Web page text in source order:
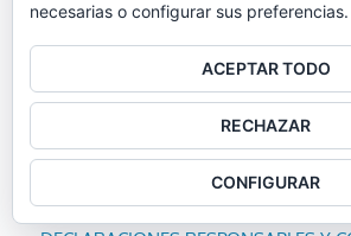
necesarias o configurar sus preferencias.
ACEPTAR TODO
RECHAZAR
CONFIGURAR